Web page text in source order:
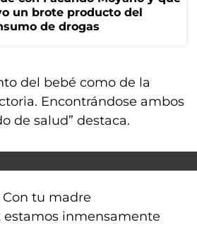
un brote producto del
de drogas
del bebé como de la
Encontrándose ambos
de salud” destaca.
Con tu madre
estamos inmensamente